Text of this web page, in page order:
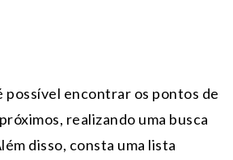
possível encontrar os pontos de
realizando uma busca
disso, consta uma lista